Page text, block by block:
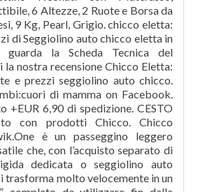
6 Altezze, 2 Ruote e Borsa da
9 Kg, Pearl, Grigio. chicco eletta:
di Seggiolino auto chicco eletta in
guarda la Scheda Tecnica del
nostra recensione Chicco Eletta:
e prezzi seggiolino auto chicco.
di mamma on Facebook.
+EUR 6,90 di spedizione. CESTO
con prodotti Chicco. Chicco
è un passeggino leggero
che, con l’acquisto separato di
dedicata o seggiolino auto
trasforma molto velocemente in un